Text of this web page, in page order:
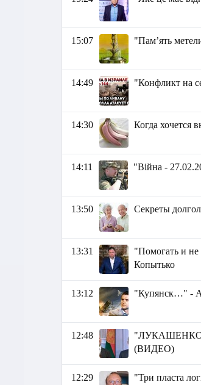
15:07 "Пам’ять
14:49 "Конфликт на
14:30 Когда хочется
14:11 "Війна -
13:50 Секреты
13:31
"Помогать и не
Копытько
13:12 "Купянск…" -
12:48
"ЛУКАШЕНКО
(ВИДЕО)
12:29
"Три пласта